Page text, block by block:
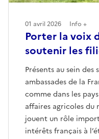
Porter la voix
soutenir les
Présents au sein des
ambassades de la
comme dans les
affaires agricoles du
jouent un rôle
intérêts français à
01 avril 2026 Info +